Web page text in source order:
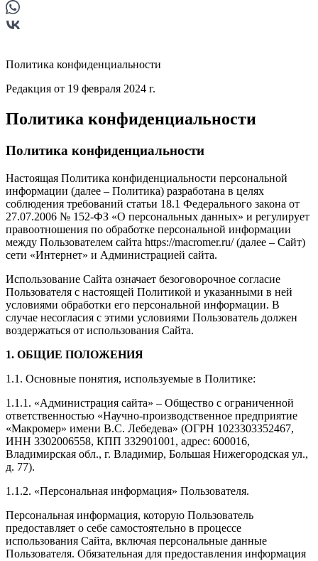
Политика конфиденциальности
Редакция от 19 февраля 2024 г.
Политика конфиденциальности
Политика конфиденциальности
Настоящая Политика конфиденциальности персональной
информации (далее – Политика) разработана в целях
соблюдения требований статьи 18.1 Федерального закона от
27.07.2006 № 152-ФЗ «О персональных данных» и регулирует
правоотношения по обработке персональной информации
между Пользователем сайта https://macromer.ru/ (далее – Сайт)
сети «Интернет» и Администрацией сайта.
Использование Сайта означает безоговорочное согласие
Пользователя с настоящей Политикой и указанными в ней
условиями обработки его персональной информации. В
случае несогласия с этими условиями Пользователь должен
воздержаться от использования Сайта.
1. ОБЩИЕ ПОЛОЖЕНИЯ
1.1. Основные понятия, используемые в Политике:
1.1.1. «Администрация сайта» – Общество с ограниченной
ответственностью «Научно-производственное предприятие
«Макромер» имени В.С. Лебедева» (ОГРН 1023303352467,
ИНН 3302006558, КПП 332901001, адрес: 600016,
Владимирская обл., г. Владимир, Большая Нижегородская ул.,
д. 77).
1.1.2. «Персональная информация» Пользователя.
Персональная информация, которую Пользователь
предоставляет о себе самостоятельно в процессе
использования Сайта, включая персональные данные
Пользователя. Обязательная для предоставления информация